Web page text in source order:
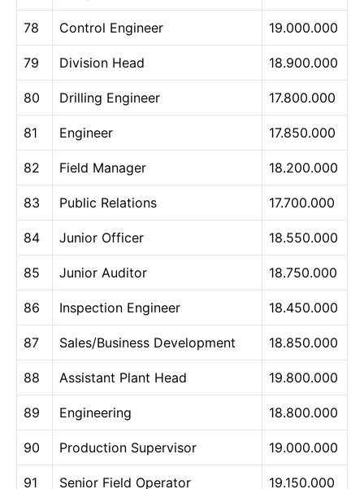
78 Control Engineer 19.000.000
79 Division Head 18.900.000
80 Drilling Engineer 17.800.000
81 Engineer 17.850.000
82 Field Manager 18.200.000
83 Public Relations 17.700.000
84 Junior Officer 18.550.000
85 Junior Auditor 18.750.000
86 Inspection Engineer 18.450.000
87 Sales/Business Development 18.850.000
88 Assistant Plant Head 19.800.000
89 Engineering 18.800.000
90 Production Supervisor 19.000.000
91 Senior Field Operator 19.150.000